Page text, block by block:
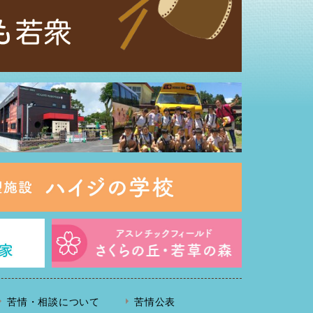
苦情・相談について 苦情公表